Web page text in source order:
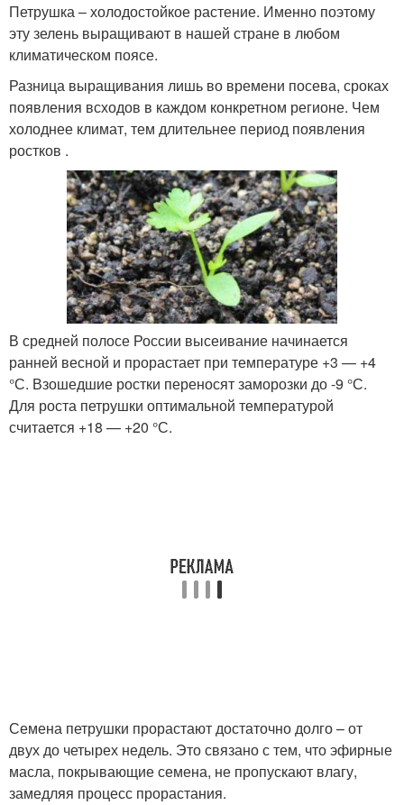
Петрушка – холодостойкое растение. Именно поэтому
эту зелень выращивают в нашей стране в любом
климатическом поясе.
Разница выращивания лишь во времени посева, сроках
появления всходов в каждом конкретном регионе. Чем
холоднее климат, тем длительнее период появления
ростков .
В средней полосе России высеивание начинается
ранней весной и прорастает при температуре +3 — +4
°С. Взошедшие ростки переносят заморозки до -9 °С.
Для роста петрушки оптимальной температурой
считается +18 — +20 °С.
Семена петрушки прорастают достаточно долго – от
двух до четырех недель. Это связано с тем, что эфирные
масла, покрывающие семена, не пропускают влагу,
замедляя процесс прорастания.